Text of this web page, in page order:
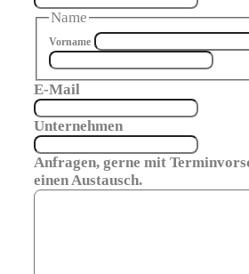
Name
Vorname
E-Mail
Unternehmen
Anfragen, gerne mit
einen Austausch.